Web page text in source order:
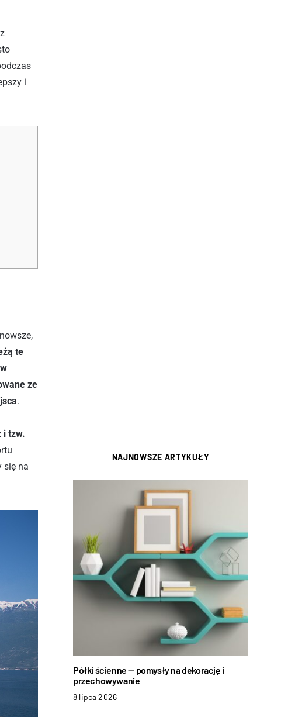
i
te
ze
.
i tzw.
się na
NAJNOWSZE ARTYKUŁY
Półki ścienne — pomysły na dekorację i
przechowywanie
8 lipca 2026